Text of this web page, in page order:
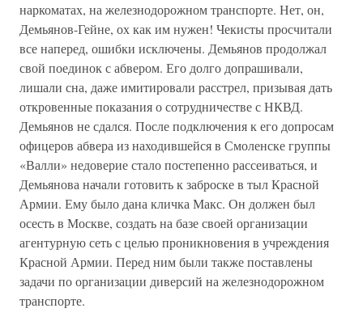
наркоматах, на железнодорожном транспорте. Нет, он,
Демьянов-Гейне, ох как им нужен! Чекисты просчитали
все наперед, ошибки исключены. Демьянов продолжал
свой поединок с абвером. Его долго допрашивали,
лишали сна, даже имитировали расстрел, призывая дать
откровенные показания о сотрудничестве с НКВД.
Демьянов не сдался. После подключения к его допросам
офицеров абвера из находившейся в Смоленске группы
«Валли» недоверие стало постепенно рассеиваться, и
Демьянова начали готовить к заброске в тыл Красной
Армии. Ему было дана кличка Макс. Он должен был
осесть в Москве, создать на базе своей организации
агентурную сеть с целью проникновения в учреждения
Красной Армии. Перед ним были также поставлены
задачи по организации диверсий на железнодорожном
транспорте.